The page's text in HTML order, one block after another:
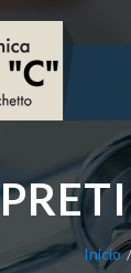
Inicio